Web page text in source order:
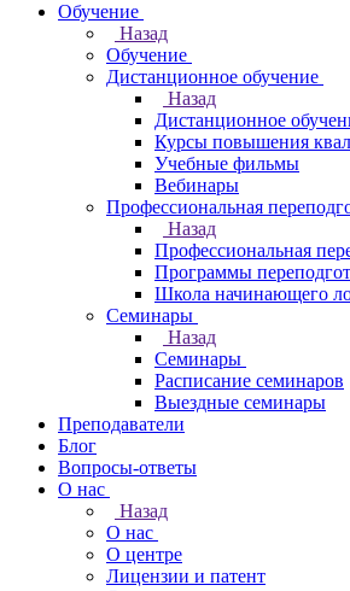
Обучение
Назад
Обучение
Дистанционное обучение
Назад
Дистанционное
Курсы повышения
Учебные фильмы
Вебинары
Профессиональная
Назад
Профессиональная
Программы
Школа начинающего
Семинары
Назад
Семинары
Расписание семинаров
Выездные семинары
Преподаватели
Блог
Вопросы-ответы
О нас
Назад
О нас
О центре
Лицензии и патент